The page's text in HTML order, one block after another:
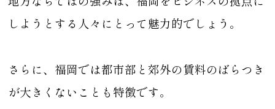
しようとする人々にとって魅力的でしょう。
さらに、福岡では都市部と郊外の賃料のばらつき
が大きくないことも特徴です。